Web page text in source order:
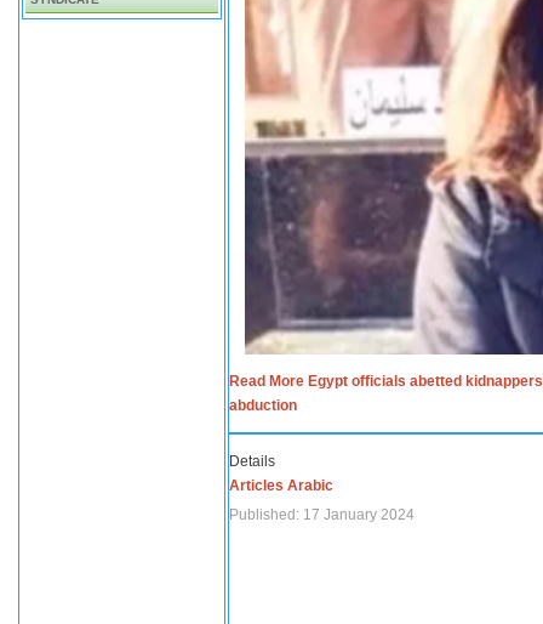
Read More Egypt officials abetted
abduction
Details
Articles Arabic
Published: 17 January 2024